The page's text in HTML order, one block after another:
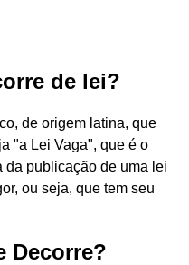
de lei?
de origem latina, que
"a Lei Vaga", que é o
da publicação de uma lei
ou seja, que tem seu
Decorre?